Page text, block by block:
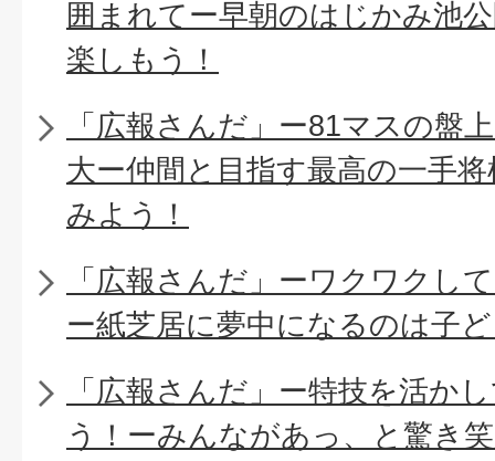
囲まれてー早朝のはじかみ池
楽しもう！
「広報さんだ」ー81マスの盤
大ー仲間と目指す最高の一手
みよう！
「広報さんだ」ーワクワクし
ー紙芝居に夢中になるのは子
「広報さんだ」ー特技を活か
う！ーみんながあっ、と驚き